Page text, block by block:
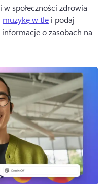
społeczności zdrowia
muzykę w tle i podaj
o zasobach na